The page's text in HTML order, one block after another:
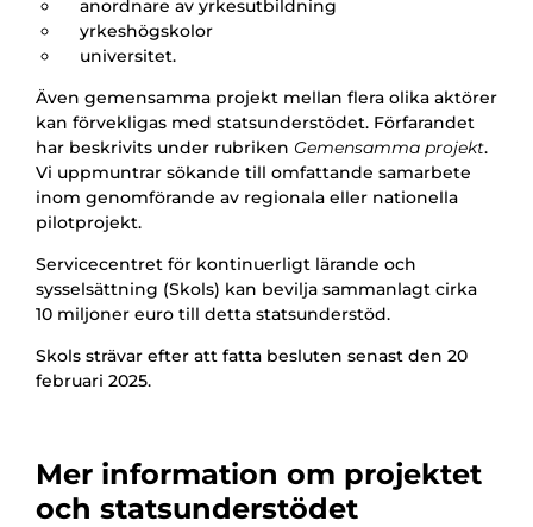
anordnare av yrkesutbildning
yrkeshögskolor
universitet.
Även gemensamma projekt mellan flera olika aktörer
kan förvekligas med statsunderstödet. Förfarandet
har beskrivits under rubriken Gemensamma projekt.
Vi uppmuntrar sökande till omfattande samarbete
inom genomförande av regionala eller nationella
pilotprojekt.
Servicecentret för kontinuerligt lärande och
sysselsättning (Skols) kan bevilja sammanlagt cirka
10 miljoner euro till detta statsunderstöd.
Skols strävar efter att fatta besluten senast den 20
februari 2025.
Mer information om projektet
och statsunderstödet